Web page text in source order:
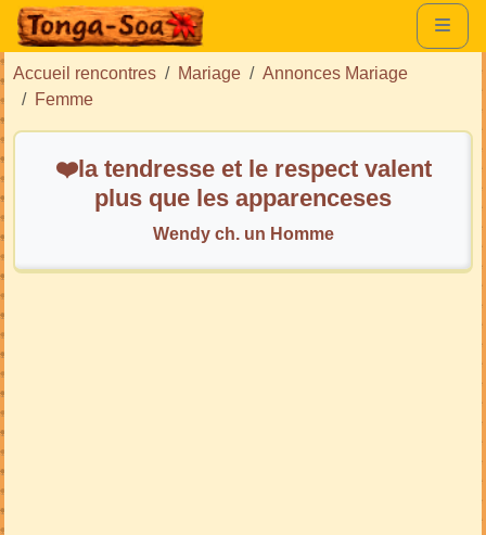
Accueil rencontres Mariage
Annonces Mariage
Femme
❤️la tendresse et le respect valent
plus que les apparenceses
Wendy ch. un Homme